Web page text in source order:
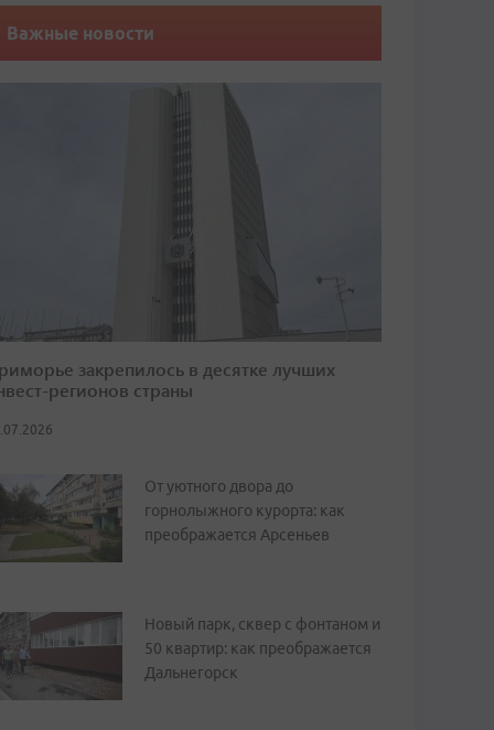
Важные новости
закрепилось в десятке лучших
регионов страны
От уютного двора до
горнолыжного курорта: как
преображается Арсеньев
Новый парк, сквер с фонтаном и
50 квартир: как преображается
Дальнегорск